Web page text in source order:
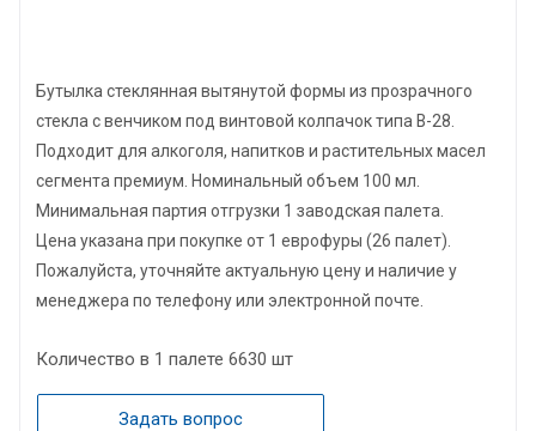
Бутылка стеклянная вытянутой формы из прозрачного
стекла с венчиком под винтовой колпачок типа В-28.
Подходит для алкоголя, напитков и растительных масел
сегмента премиум. Номинальный объем 100 мл.
Минимальная партия отгрузки 1 заводская палета.
Цена указана при покупке от 1 еврофуры (26 палет).
Пожалуйста, уточняйте актуальную цену и наличие у
менеджера по телефону или электронной почте.
Количество в 1 палете 6630 шт
Задать вопрос